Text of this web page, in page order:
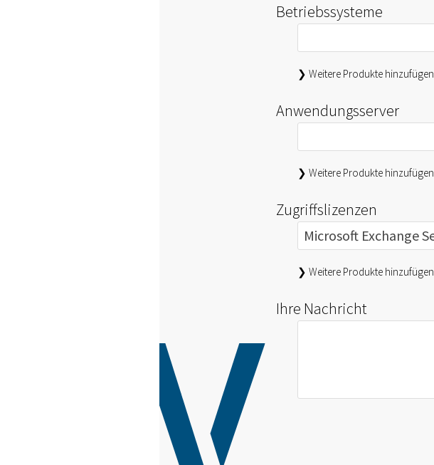
Betriebssysteme
❯ Weitere Produkte hinzufügen
Anwendungsserver
❯ Weitere Produkte hinzufügen
Zugriffslizenzen
❯ Weitere Produkte hinzufügen
Ihre Nachricht